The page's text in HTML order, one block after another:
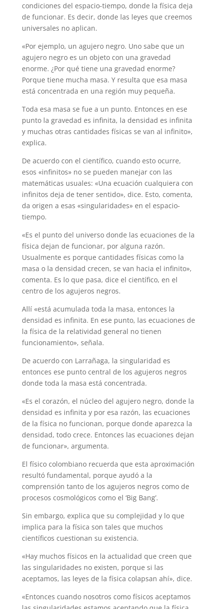
condiciones del espacio-tiempo, donde la física deja
de funcionar. Es decir, donde las leyes que creemos
universales no aplican.
«Por ejemplo, un agujero negro. Uno sabe que un
agujero negro es un objeto con una gravedad
enorme. ¿Por qué tiene una gravedad enorme?
Porque tiene mucha masa. Y resulta que esa masa
está concentrada en una región muy pequeña.
Toda esa masa se fue a un punto. Entonces en ese
punto la gravedad es infinita, la densidad es infinita
y muchas otras cantidades físicas se van al infinito»,
explica.
De acuerdo con el científico, cuando esto ocurre,
esos «infinitos» no se pueden manejar con las
matemáticas usuales: «Una ecuación cualquiera con
infinitos deja de tener sentido», dice. Esto, comenta,
da origen a esas «singularidades» en el espacio-
tiempo.
«Es el punto del universo donde las ecuaciones de la
física dejan de funcionar, por alguna razón.
Usualmente es porque cantidades físicas como la
masa o la densidad crecen, se van hacia el infinito»,
comenta. Es lo que pasa, dice el científico, en el
centro de los agujeros negros.
Allí «está acumulada toda la masa, entonces la
densidad es infinita. En ese punto, las ecuaciones de
la física de la relatividad general no tienen
funcionamiento», señala.
De acuerdo con Larrañaga, la singularidad es
entonces ese punto central de los agujeros negros
donde toda la masa está concentrada.
«Es el corazón, el núcleo del agujero negro, donde la
densidad es infinita y por esa razón, las ecuaciones
de la física no funcionan, porque donde aparezca la
densidad, todo crece. Entonces las ecuaciones dejan
de funcionar», argumenta.
El físico colombiano recuerda que esta aproximación
resultó fundamental, porque ayudó a la
comprensión tanto de los agujeros negros como de
procesos cosmológicos como el ‘Big Bang’.
Sin embargo, explica que su complejidad y lo que
implica para la física son tales que muchos
científicos cuestionan su existencia.
«Hay muchos físicos en la actualidad que creen que
las singularidades no existen, porque si las
aceptamos, las leyes de la física colapsan ahí», dice.
«Entonces cuando nosotros como físicos aceptamos